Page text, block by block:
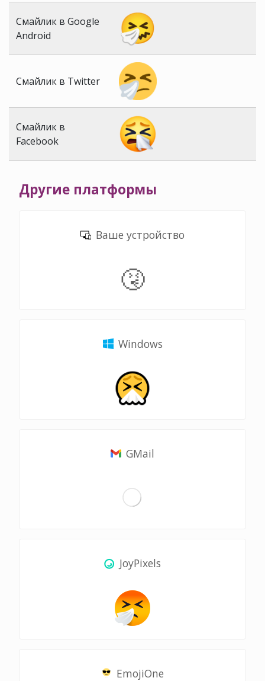
Смайлик в Google
Android
Смайлик в Twitter
Смайлик в
Facebook
Другие платформы
Ваше устройство
🤧
Windows
GMail
JoyPixels
EmojiOne